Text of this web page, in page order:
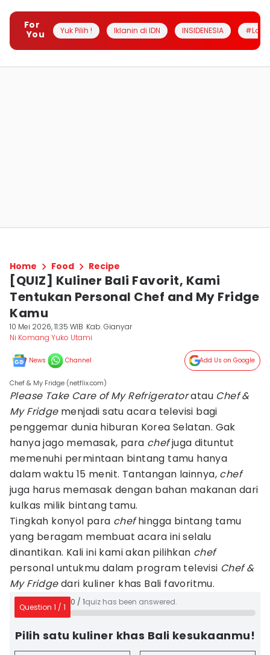
For
You
Yuk Pilih ! Iklanin di IDN INSIDENESIA
Home Food Recipe
[QUIZ] Kuliner Bali Favorit, Kami
Tentukan Personal Chef and My Fridge
Kamu
10 Mei 2026, 11:35 WIB Kab. Gianyar
Ni Komang Yuko Utami
News Channel Add Us on Google
Chef & My Fridge (netflix.com)
Please Take Care of My Refrigeratoratau Chef &
My Fridge menjadi satu acara televisi bagi
penggemar dunia hiburan Korea Selatan. Gak
hanya jago memasak, para chefjuga dituntut
memenuhi permintaan bintang tamu hanya
dalam waktu 15 menit. Tantangan lainnya, chef
juga harus memasak dengan bahan makanan dari
kulkas milik bintang tamu.
Tingkah konyol para chefhingga bintang tamu
yang beragam membuat acara ini selalu
dinantikan. Kali ini kami akan pilihkan chef
personal untukmu dalam program televisi Chef &
My Fridgedari kuliner khas Bali favoritmu.
Question 1 / 1
0 / 1quiz has been answered.
Pilih satu kuliner khas Bali kesukaanmu!